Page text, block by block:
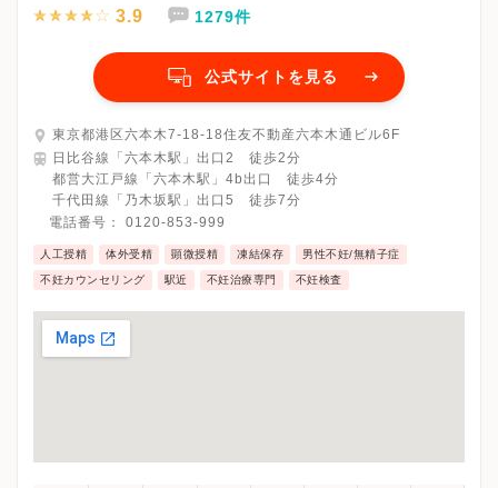
3.9 1279件
公式サイトを見る
東京都港区六本木7-18-18住友不動産六本木通ビル6F
日比谷線「六本木駅」出口2 徒歩2分
都営大江戸線「六本木駅」4b出口 徒歩4分
千代田線「乃木坂駅」出口5 徒歩7分
電話番号： 0120-853-999
人工授精 体外受精 顕微授精 凍結保存 男性不妊/無精子症
不妊カウンセリング 駅近 不妊治療専門 不妊検査